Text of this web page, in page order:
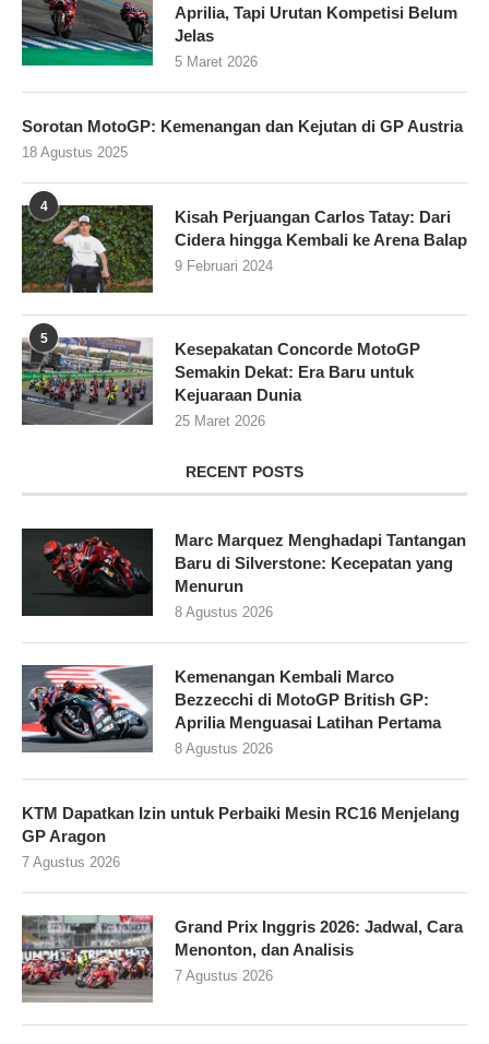
Aprilia, Tapi Urutan Kompetisi Belum
Jelas
5 Maret 2026
Sorotan MotoGP: Kemenangan dan Kejutan di GP Austria
18 Agustus 2025
4
Kisah Perjuangan Carlos Tatay: Dari
Cidera hingga Kembali ke Arena Balap
9 Februari 2024
5
Kesepakatan Concorde MotoGP
Semakin Dekat: Era Baru untuk
Kejuaraan Dunia
25 Maret 2026
RECENT POSTS
Marc Marquez Menghadapi Tantangan
Baru di Silverstone: Kecepatan yang
Menurun
8 Agustus 2026
Kemenangan Kembali Marco
Bezzecchi di MotoGP British GP:
Aprilia Menguasai Latihan Pertama
8 Agustus 2026
KTM Dapatkan Izin untuk Perbaiki Mesin RC16 Menjelang
GP Aragon
7 Agustus 2026
Grand Prix Inggris 2026: Jadwal, Cara
Menonton, dan Analisis
7 Agustus 2026